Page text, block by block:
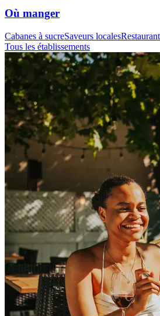
Où manger
Cabanes à sucreSaveurs locales
Tous les établissements